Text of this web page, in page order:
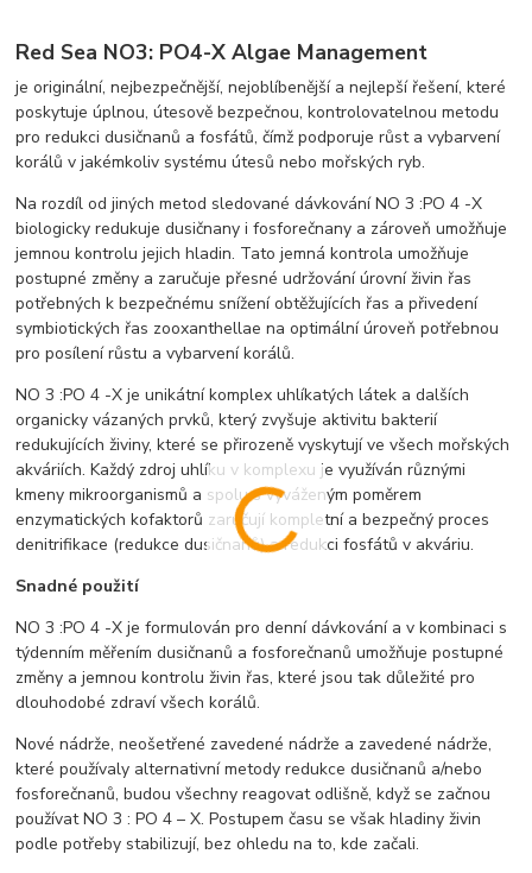
Red Sea NO3: PO4-X Algae Management
je originální, nejbezpečnější, nejoblíbenější a nejlepší řešení, které
poskytuje úplnou, útesově bezpečnou, kontrolovatelnou metodu
pro redukci dusičnanů a fosfátů, čímž podporuje růst a vybarvení
korálů v jakémkoliv systému útesů nebo mořských ryb.
Na rozdíl od jiných metod sledované dávkování NO 3 :PO 4 -X
biologicky redukuje dusičnany i fosforečnany a zároveň umožňuje
jemnou kontrolu jejich hladin. Tato jemná kontrola umožňuje
postupné změny a zaručuje přesné udržování úrovní živin řas
potřebných k bezpečnému snížení obtěžujících řas a přivedení
symbiotických řas zooxanthellae na optimální úroveň potřebnou
pro posílení růstu a vybarvení korálů.
NO 3 :PO 4 -X je unikátní komplex uhlíkatých látek a dalších
organicky vázaných prvků, který zvyšuje aktivitu bakterií
redukujících živiny, které se přirozeně vyskytují ve všech mořských
akváriích. Každý zdroj uhlíku v komplexu je využíván různými
kmeny mikroorganismů a spolu s vyváženým poměrem
enzymatických kofaktorů zaručují kompletní a bezpečný proces
denitrifikace (redukce dusičnanů) a redukci fosfátů v akváriu.
Snadné použití
NO 3 :PO 4 -X je formulován pro denní dávkování a v kombinaci s
týdenním měřením dusičnanů a fosforečnanů umožňuje postupné
změny a jemnou kontrolu živin řas, které jsou tak důležité pro
dlouhodobé zdraví všech korálů.
Nové nádrže, neošetřené zavedené nádrže a zavedené nádrže,
které používaly alternativní metody redukce dusičnanů a/nebo
fosforečnanů, budou všechny reagovat odlišně, když se začnou
používat NO 3 : PO 4 – X. Postupem času se však hladiny živin
podle potřeby stabilizují, bez ohledu na to, kde začali.